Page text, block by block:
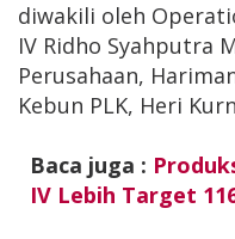
diwakili oleh
IV Ridho Syahputra
Perusahaan,
Kebun PLK, Heri
Baca juga :
IV Lebih Target